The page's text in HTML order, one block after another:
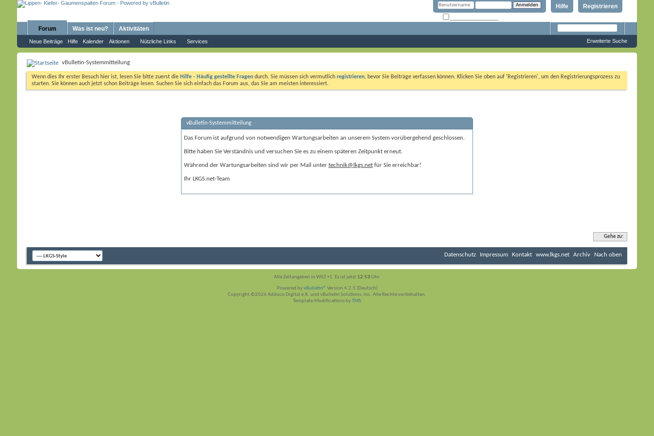
Registrieren
Hilfe
Forum
Neue Beiträge Hilfe Kalender Aktionen Nützliche Links Services
Was ist neu? Aktivitäten
Erweiterte Suche
vBulletin-Systemmitteilung
Wenn dies Ihr erster Besuch hier ist, lesen Sie bitte zuerst die Hilfe - Häufig gestellte Fragen durch. Sie müssen sich vermutlich registrieren, bevor Sie Beiträge verfassen können. Klicken Sie oben auf 'Registrieren', um den Registrierungsprozess zu
starten. Sie können auch jetzt schon Beiträge lesen. Suchen Sie sich einfach das Forum aus, das Sie am meisten interessiert.
vBulletin-Systemmitteilung
Das Forum ist aufgrund von notwendigen Wartungsarbeiten an unserem System vorübergehend geschlossen.
Bitte haben Sie Verständnis und versuchen Sie es zu einem späteren Zeitpunkt erneut.
Während der Wartungsarbeiten sind wir per Mail unter technik@lkgs.net für Sie erreichbar!
Ihr LKGS.net-Team
Gehe zu:
Datenschutz Impressum Kontakt www.lkgs.net Archiv Nach oben
Alle Zeitangaben in WEZ +1. Es ist jetzt 12:53 Uhr.
Powered byvBulletin® Version 4.2.5 (Deutsch)
Copyright ©2026 Adduco Digital e.K. und vBulletin Solutions, Inc. Alle Rechte vorbehalten.
Template-Modifications byTMS